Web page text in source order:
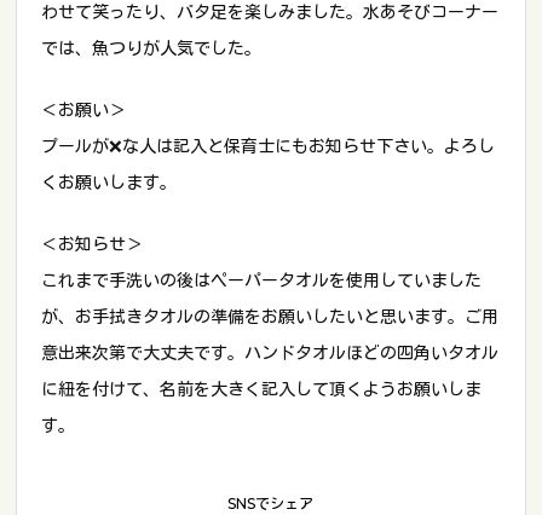
わせて笑ったり、バタ足を楽しみました。水あそびコーナー
では、魚つりが人気でした。
＜お願い＞
プールが❌な人は記入と保育士にもお知らせ下さい。よろし
くお願いします。
＜お知らせ＞
これまで手洗いの後はペーパータオルを使用していました
が、お手拭きタオルの準備をお願いしたいと思います。ご用
意出来次第で大丈夫です。ハンドタオルほどの四角いタオル
に紐を付けて、名前を大きく記入して頂くようお願いしま
す。
SNSでシェア